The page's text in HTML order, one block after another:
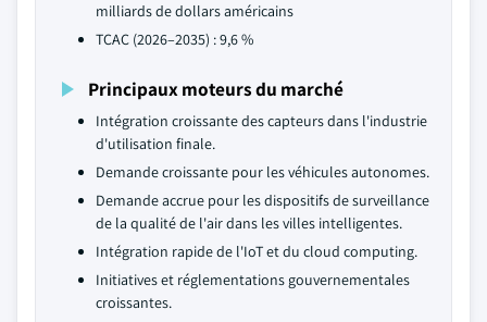
milliards de dollars américains
TCAC (2026–2035) : 9,6 %
Principaux moteurs du marché
Intégration croissante des capteurs dans l'industrie
d'utilisation finale.
Demande croissante pour les véhicules autonomes.
Demande accrue pour les dispositifs de surveillance
de la qualité de l'air dans les villes intelligentes.
Intégration rapide de l'IoT et du cloud computing.
Initiatives et réglementations gouvernementales
croissantes.